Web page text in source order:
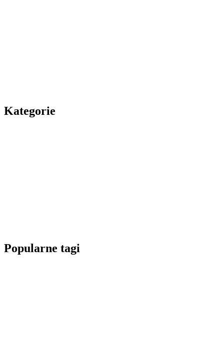
Kategorie
Popularne tagi